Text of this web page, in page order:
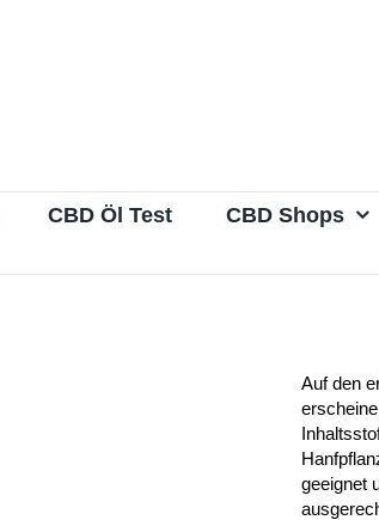
CBD Öl Test CBD Shops
Auf den
geeignet